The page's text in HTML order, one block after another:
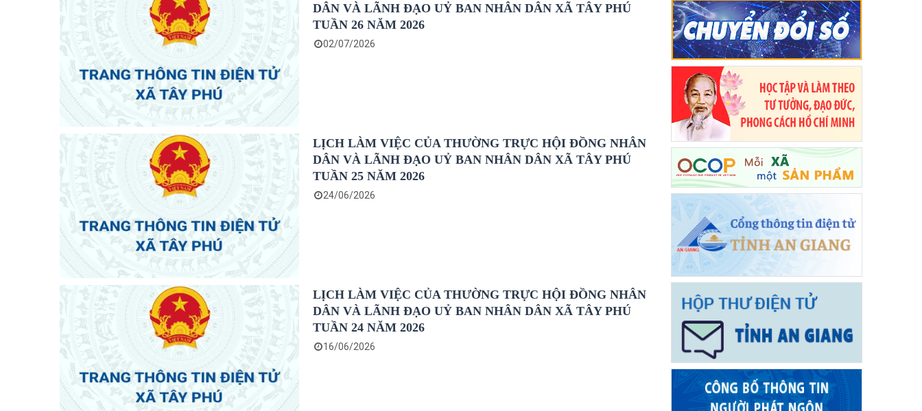
DÂN VÀ LÃNH ĐẠO UỶ BAN NHÂN DÂN XÃ TÂY PHÚ
TUẦN 26 NĂM 2026
02/07/2026
LỊCH LÀM VIỆC CỦA THƯỜNG TRỰC HỘI ĐỒNG NHÂN
DÂN VÀ LÃNH ĐẠO UỶ BAN NHÂN DÂN XÃ TÂY PHÚ
TUẦN 25 NĂM 2026
24/06/2026
LỊCH LÀM VIỆC CỦA THƯỜNG TRỰC HỘI ĐỒNG NHÂN
DÂN VÀ LÃNH ĐẠO UỶ BAN NHÂN DÂN XÃ TÂY PHÚ
TUẦN 24 NĂM 2026
16/06/2026